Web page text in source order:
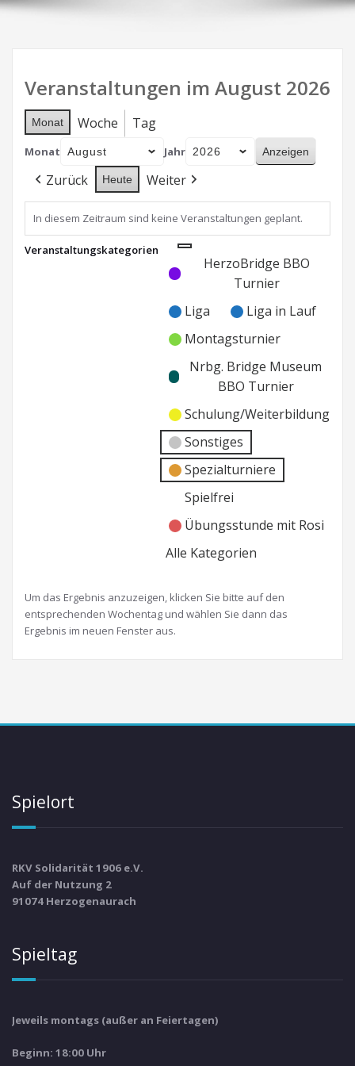
Veranstaltungen im August 2026
Monat Woche Tag
Monat Jahr
Zurück Heute Weiter
In diesem Zeitraum sind keine Veranstaltungen geplant.
Veranstaltungskategorien
Kategorie
ohne
Kategorie
HerzoBridge BBO
Turnier
Liga
Liga in Lauf
Montagsturnier
Nrbg. Bridge Museum
BBO Turnier
Schulung/Weiterbildung
Sonstiges
Spezialturniere
Spielfrei
Übungsstunde mit Rosi
Alle Kategorien
Um das Ergebnis anzuzeigen, klicken Sie bitte auf den
entsprechenden Wochentag und wählen Sie dann das
Ergebnis im neuen Fenster aus.
Spielort
RKV Solidarität 1906 e.V.
Auf der Nutzung 2
91074 Herzogenaurach
Spieltag
Jeweils montags (außer an Feiertagen)
Beginn: 18:00 Uhr